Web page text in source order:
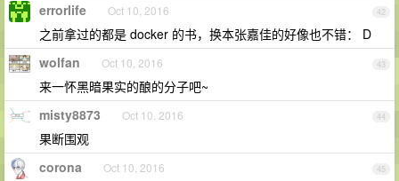
42
errorlife Oct 10, 2016
之前拿过的都是 docker 的书，换本张嘉佳的好像也不错： D
43
wolfan Oct 10, 2016
来一怀黑暗果实的酿的分子吧~
44
misty8873 Oct 10, 2016
果断围观
45
corona Oct 10, 2016